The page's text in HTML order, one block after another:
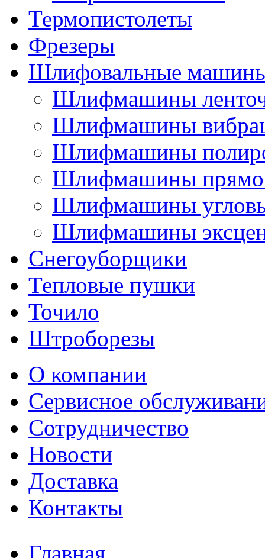
Термопистолеты
Фрезеры
Шлифовальные
Шлифмашины
Шлифмашины
Шлифмашины
Шлифмашины
Шлифмашины
Шлифмашины
Снегоуборщики
Тепловые пушки
Точило
Штроборезы
О компании
Сервисное
Сотрудничество
Новости
Доставка
Контакты